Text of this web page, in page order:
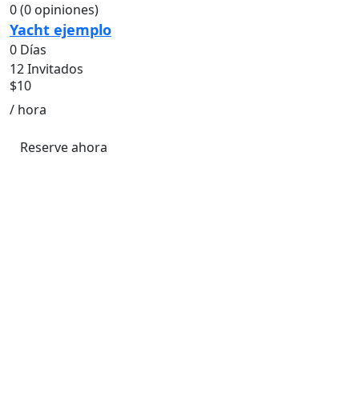
0(0 opiniones)
Yacht ejemplo
0 Días
12 Invitados
$10
/ hora
Reserve ahora